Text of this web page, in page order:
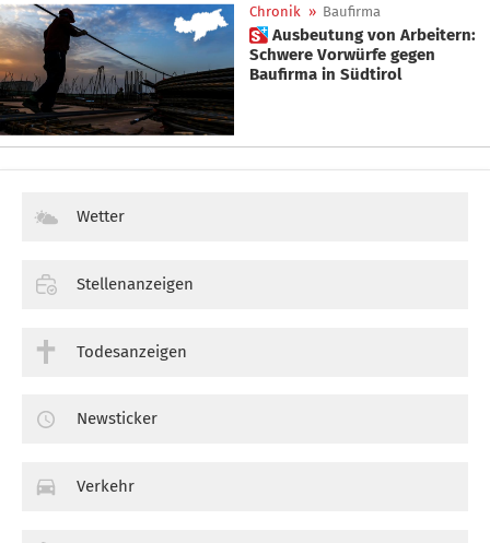
Chronik » Baufirma
 Ausbeutung von Arbeitern:
Schwere Vorwürfe gegen
Baufirma in Südtirol
Wetter
Stellenanzeigen
Todesanzeigen
Newsticker
Verkehr